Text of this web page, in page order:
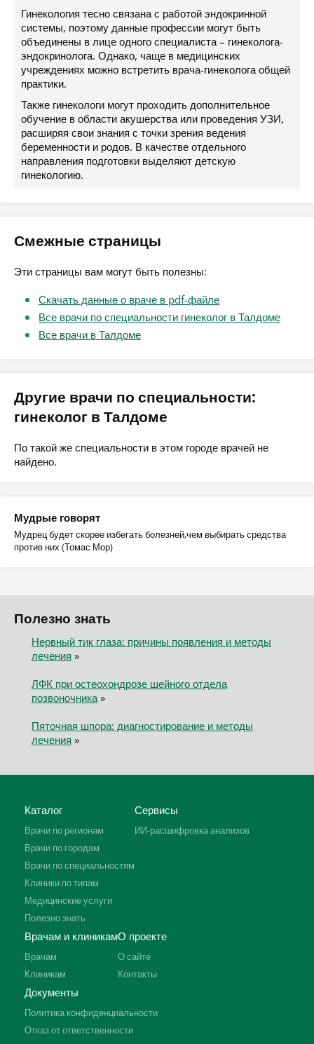
Гинекология тесно связана с работой эндокринной
системы, поэтому данные профессии могут быть
объединены в лице одного специалиста – гинеколога-
эндокринолога. Однако, чаще в медицинских
учреждениях можно встретить врача-гинеколога общей
практики.
Также гинекологи могут проходить дополнительное
обучение в области акушерства или проведения УЗИ,
расширяя свои знания с точки зрения ведения
беременности и родов. В качестве отдельного
направления подготовки выделяют детскую
гинекологию.
Смежные страницы
Эти страницы вам могут быть полезны:
Скачать данные о враче в pdf-файле
Все врачи по специальности гинеколог в Талдоме
Все врачи в Талдоме
Другие врачи по специальности:
гинеколог в Талдоме
По такой же специальности в этом городе врачей не
найдено.
Мудрые говорят
Мудрец будет скорее избегать болезней,чем выбирать средства
против них (Томас Мор)
Полезно знать
Нервный тик глаза: причины появления и методы
лечения »
ЛФК при остеохондрозе шейного отдела
позвоночника»
Пяточная шпора: диагностирование и методы
лечения »
Каталог
Врачи по регионам
Врачи по городам
Врачи по специальностям
Клиники по типам
Медицинские услуги
Полезно знать
Сервисы
ИИ-расшифровка анализов
Врачам и клиникам
Врачам
Клиникам
О проекте
О сайте
Контакты
Документы
Политика конфиденциальности
Отказ от ответственности